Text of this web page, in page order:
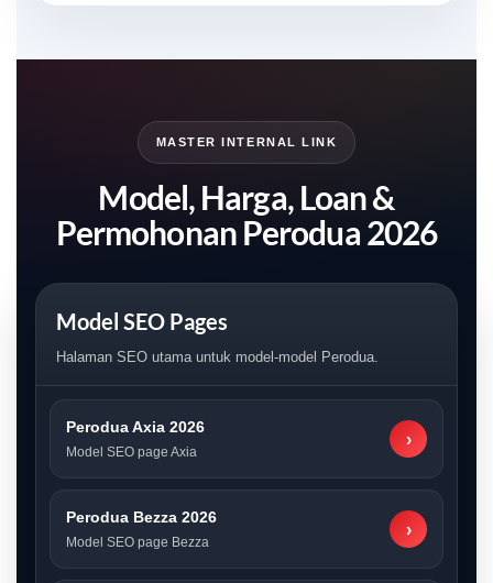
MASTER INTERNAL LINK
Model, Harga, Loan &
Permohonan Perodua 2026
Model SEO Pages
Halaman SEO utama untuk model-model Perodua.
Perodua Axia 2026
Model SEO page Axia
›
Perodua Bezza 2026
Model SEO page Bezza
›